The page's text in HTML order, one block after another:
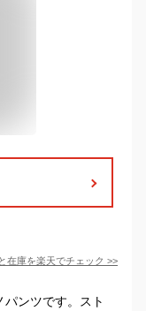
在庫を楽天でチェック >>
ンツです。スト